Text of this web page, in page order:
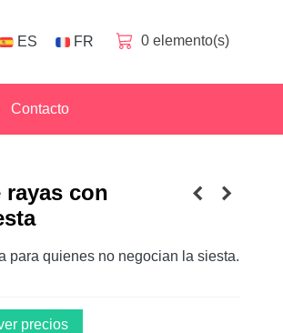
ES FR 0 elemento(s)
Contacto
rayas con
para quienes no negocian la siesta.
precios